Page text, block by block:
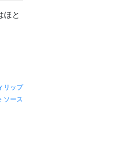
ほと
リップ
ソース